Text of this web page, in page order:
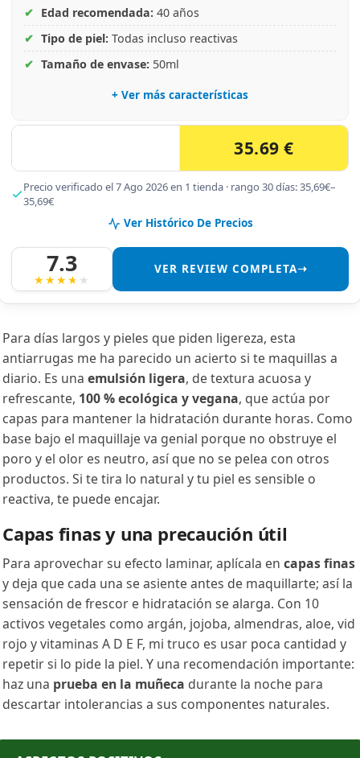
✔ Edad recomendada: 40 años
✔ Tipo de piel: Todas incluso reactivas
✔ Tamaño de envase: 50ml
+ Ver más características
35.69 €
Precio verificado el 7 Ago 2026 en 1 tienda · rango 30 días: 35,69€–
35,69€
Ver Histórico De Precios
7.3 VER REVIEW COMPLETA➝
Para días largos y pieles que piden ligereza, esta
antiarrugas me ha parecido un acierto si te maquillas a
diario. Es una emulsión ligera, de textura acuosa y
refrescante, 100 % ecológica y vegana, que actúa por
capas para mantener la hidratación durante horas. Como
base bajo el maquillaje va genial porque no obstruye el
poro y el olor es neutro, así que no se pelea con otros
productos. Si te tira lo natural y tu piel es sensible o
reactiva, te puede encajar.
Capas finas y una precaución útil
Para aprovechar su efecto laminar, aplícala en capas finas
y deja que cada una se asiente antes de maquillarte; así la
sensación de frescor e hidratación se alarga. Con 10
activos vegetales como argán, jojoba, almendras, aloe, vid
rojo y vitaminas A D E F, mi truco es usar poca cantidad y
repetir si lo pide la piel. Y una recomendación importante:
haz una prueba en la muñeca durante la noche para
descartar intolerancias a sus componentes naturales.